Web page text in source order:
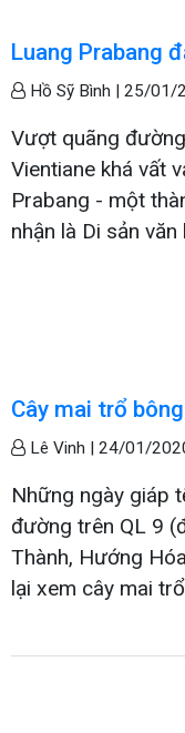
Luang Prabang
Hồ Sỹ Bình | 25/01/
Vượt quãng
Vientiane khá vất
Prabang - một
nhận là Di sản
Cây mai trổ
Lê Vinh | 24/01/
Những ngày giáp
đường trên QL 9
Thành, Hướng
lại xem cây mai